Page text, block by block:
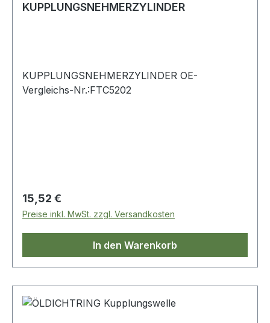
KUPPLUNGSNEHMERZYLINDER
KUPPLUNGSNEHMERZYLINDER OE-
Vergleichs-Nr.:FTC5202
Regulärer Preis:
15,52 €
Preise inkl. MwSt. zzgl. Versandkosten
In den Warenkorb